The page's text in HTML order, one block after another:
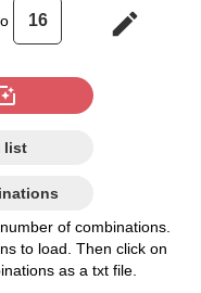
edit
list
of combinations.
to load. Then click on
as a txt file.